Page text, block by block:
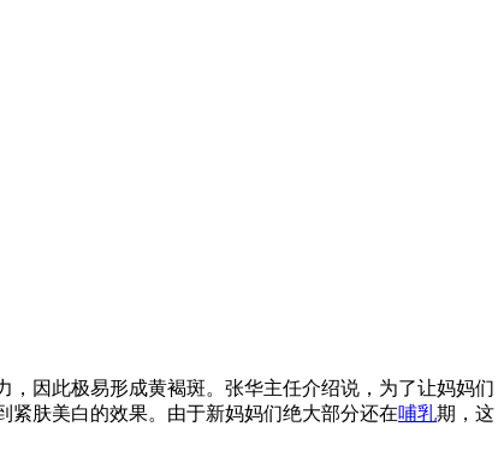
因此极易形成黄褐斑。张华主任介绍说，为了让妈妈们
肤美白的效果。由于新妈妈们绝大部分还在哺乳期，这